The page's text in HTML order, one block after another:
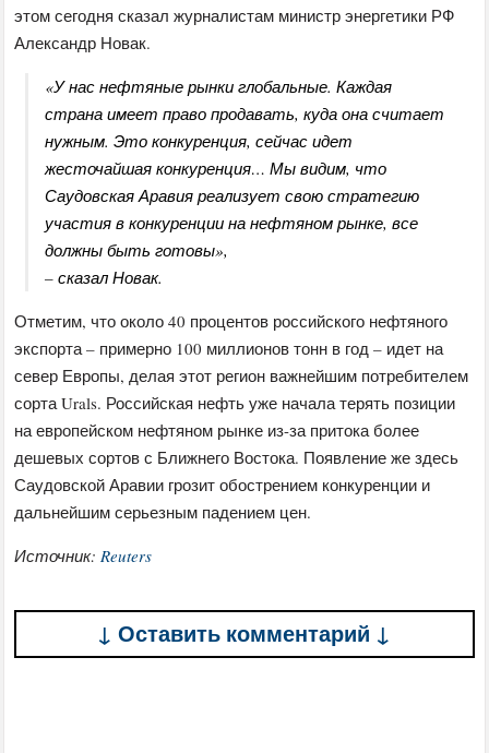
этом сегодня сказал журналистам министр энергетики РФ
Александр Новак.
«У нас нефтяные рынки глобальные. Каждая
страна имеет право продавать, куда она считает
нужным. Это конкуренция, сейчас идет
жесточайшая конкуренция… Мы видим, что
Саудовская Аравия реализует свою стратегию
участия в конкуренции на нефтяном рынке, все
должны быть готовы»,
– сказал Новак.
Отметим, что около 40 процентов российского нефтяного
экспорта – примерно 100 миллионов тонн в год – идет на
север Европы, делая этот регион важнейшим потребителем
сорта Urals. Российская нефть уже начала терять позиции
на европейском нефтяном рынке из-за притока более
дешевых сортов с Ближнего Востока. Появление же здесь
Саудовской Аравии грозит обострением конкуренции и
дальнейшим серьезным падением цен.
Источник: Reuters
↓ Оставить комментарий ↓